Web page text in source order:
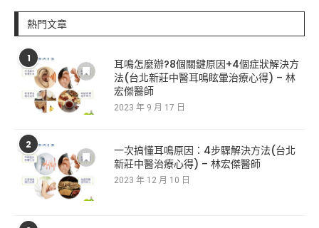
熱門文章
1
耳鳴怎麼辦?8個關鍵原因+4個症狀解決方
法(台北新莊中醫耳鳴眩暈治療心得) – 林
宏傑醫師
2023 年 9 月 17 日
2
一次搞懂耳鳴原因：4步驟解決方法(台北
新莊中醫治療心得) – 林宏傑醫師
2023 年 12 月 10 日